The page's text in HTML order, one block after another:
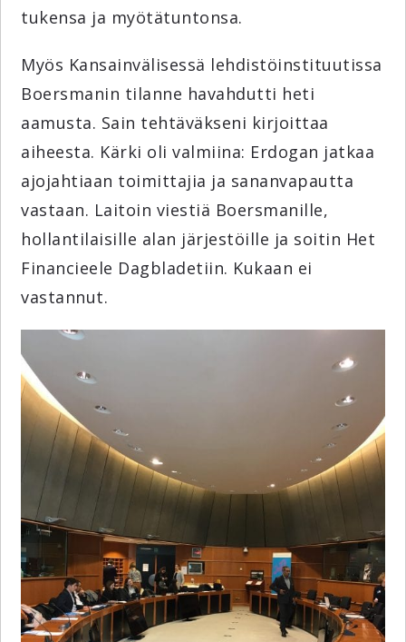
tukensa ja myötätuntonsa.
Myös Kansainvälisessä lehdistöinstituutissa
Boersmanin tilanne havahdutti heti
aamusta. Sain tehtäväkseni kirjoittaa
aiheesta. Kärki oli valmiina: Erdogan jatkaa
ajojahtiaan toimittajia ja sananvapautta
vastaan. Laitoin viestiä Boersmanille,
hollantilaisille alan järjestöille ja soitin Het
Financieele Dagbladetiin. Kukaan ei
vastannut.